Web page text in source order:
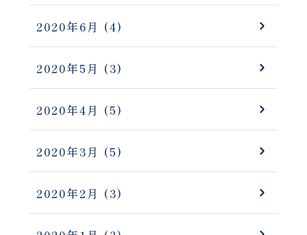
2020年6月 (4)
2020年5月 (3)
2020年4月 (5)
2020年3月 (5)
2020年2月 (3)